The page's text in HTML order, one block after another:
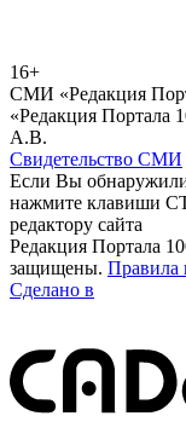
16+
СМИ «Редакция
«Редакция Портала
А.В.
Свидетельство СМИ
Если Вы
нажмите клавиши
редактору сайта
Редакция Портала
защищены. Правила
Сделано в